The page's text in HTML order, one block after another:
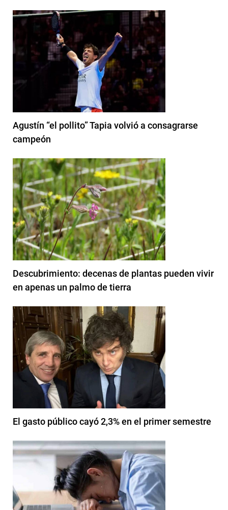
Agustín “el pollito” Tapia volvió a consagrarse
campeón
Descubrimiento: decenas de plantas pueden vivir
en apenas un palmo de tierra
El gasto público cayó 2,3% en el primer semestre